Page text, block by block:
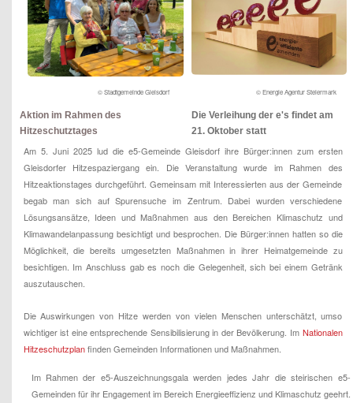
© Stadtgemeinde Gleisdorf © Energie Agentur Steiermark
Aktion im Rahmen des
Hitzeschutztages
Die Verleihung der e's findet am
21. Oktober statt
Am 5. Juni 2025 lud die e5-Gemeinde Gleisdorf ihre Bürger:innen zum ersten
Gleisdorfer Hitzespaziergang ein. Die Veranstaltung wurde im Rahmen des
Hitzeaktionstages durchgeführt. Gemeinsam mit Interessierten aus der Gemeinde
begab man sich auf Spurensuche im Zentrum. Dabei wurden verschiedene
Lösungsansätze, Ideen und Maßnahmen aus den Bereichen Klimaschutz und
Klimawandelanpassung besichtigt und besprochen. Die Bürger:innen hatten so die
Möglichkeit, die bereits umgesetzten Maßnahmen in ihrer Heimatgemeinde zu
besichtigen. Im Anschluss gab es noch die Gelegenheit, sich bei einem Getränk
auszutauschen.
Die Auswirkungen von Hitze werden von vielen Menschen unterschätzt, umso
wichtiger ist eine entsprechende Sensibilisierung in der Bevölkerung. Im Nationalen
Hitzeschutzplanfinden Gemeinden Informationen und Maßnahmen.
Im Rahmen der e5-Auszeichnungsgala werden jedes Jahr die steirischen e5-
Gemeinden für ihr Engagement im Bereich Energieeffizienz und Klimaschutz geehrt.